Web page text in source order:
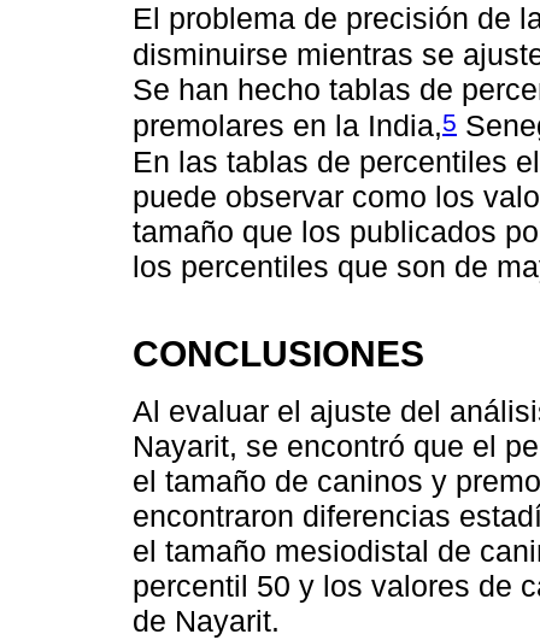
El problema de precisión de
disminuirse mientras se
Se han hecho tablas de
premolares en la India,5
En las tablas de percentiles
puede observar como los
tamaño que los publicados
los percentiles que son de
CONCLUSIONES
Al evaluar el ajuste del
Nayarit, se encontró que el
el tamaño de caninos y
encontraron diferencias
el tamaño mesiodistal de
percentil 50 y los valores de
de Nayarit.